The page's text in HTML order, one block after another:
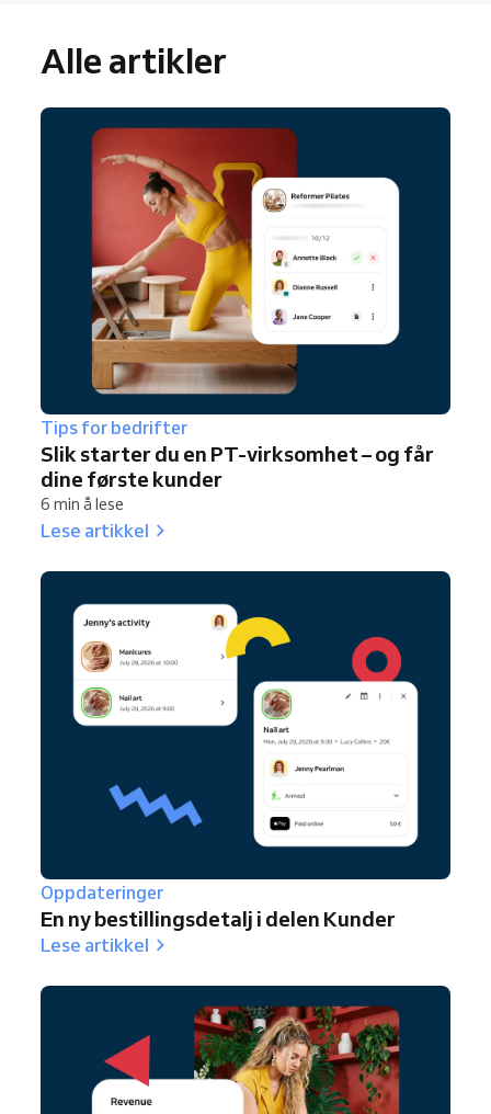
Alle artikler
Tips for bedrifter
Slik starter du en PT-virksomhet – og får
dine første kunder
6 min å lese
Lese artikkel
Oppdateringer
En ny bestillingsdetalj i delen Kunder
Lese artikkel